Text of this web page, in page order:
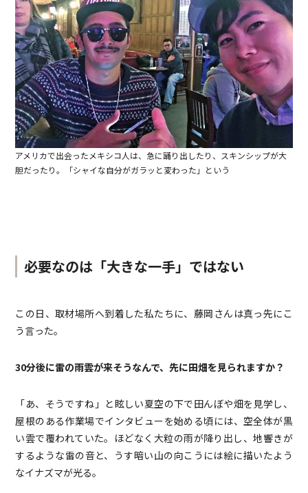
アメリカで出会ったメキシコ人は、急に踊り出したり、スキンシップが大
胆だったり。「シャイな自分がガラッと変わった」という
必要なのは「大きな一手」ではない
この日、取材場所へ到着した私たちに、藤岡さんは真っ先にこ
う言った。
30分後に雷の雨雲が来そうなんで、先に田畑を見られますか？
「あ、そうですね」と眩しい夏空の下で田んぼや畑を見学し、
屋根のある作業場でインタビューを始める頃には、空全体が黒
い雲で覆われていた。ほどなく大粒の雨が降り出し、地響きが
するような雷の音と、うす暗い山の向こうには絵に描いたよう
なイナズマが光る。